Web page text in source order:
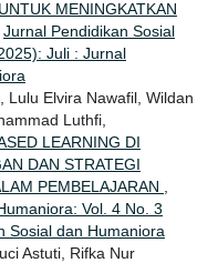
MENINGKATKAN
Jurnal Pendidikan Sosial
Juli : Jurnal
Lulu Elvira Nawafil, Wildan
Luthfi,
LEARNING DI
DAN STRATEGI
PEMBELAJARAN
Vol. 4 No. 3
Sosial dan Humaniora
Astuti, Rifka Nur